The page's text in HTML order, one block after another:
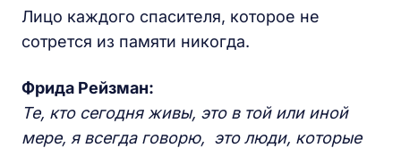
Лицо каждого спасителя, которое не
сотрется из памяти никогда.
Фрида Рейзман:
Те, кто сегодня живы, это в той или иной
мере, я всегда говорю, это люди, которые